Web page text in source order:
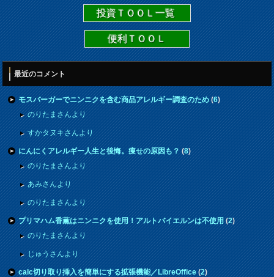
投資ＴＯＯＬ一覧
便利ＴＯＯＬ
最近のコメント
モスバーガーでニンニクを含む商品アレルギー調査のため(6)
のりたまさんより
すかタヌキさんより
にんにくアレルギー人生と後悔。痩せの原因も？(8)
のりたまさんより
あみさんより
のりたまさんより
プリマハム香薫はニンニクを使用！アルトバイエルンは不使用(2)
のりたまさんより
じゅうさんより
calc切り取り挿入を簡単にする拡張機能／LibreOffice(2)